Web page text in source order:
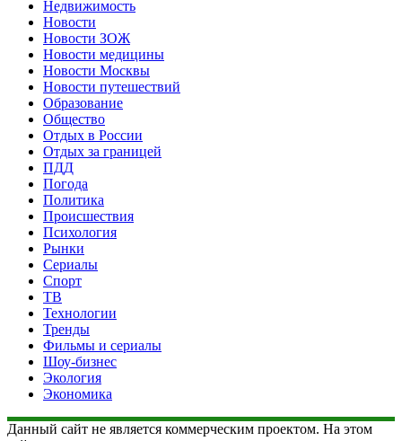
Недвижимость
Новости
Новости ЗОЖ
Новости медицины
Новости Москвы
Новости путешествий
Образование
Общество
Отдых в России
Отдых за границей
ПДД
Погода
Политика
Происшествия
Психология
Рынки
Сериалы
Спорт
ТВ
Технологии
Тренды
Фильмы и сериалы
Шоу-бизнес
Экология
Экономика
Данный сайт не является коммерческим проектом. На этом